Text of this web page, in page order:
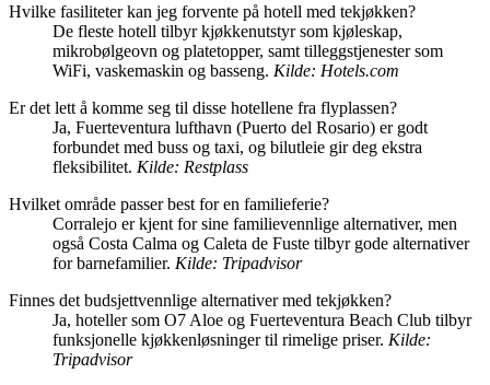
Hvilke fasiliteter kan jeg forvente på hotell med tekjøkken?
De fleste hotell tilbyr kjøkkenutstyr som kjøleskap,
mikrobølgeovn og platetopper, samt tilleggstjenester som
WiFi, vaskemaskin og basseng. Kilde: Hotels.com
Er det lett å komme seg til disse hotellene fra flyplassen?
Ja, Fuerteventura lufthavn (Puerto del Rosario) er godt
forbundet med buss og taxi, og bilutleie gir deg ekstra
fleksibilitet. Kilde: Restplass
Hvilket område passer best for en familieferie?
Corralejo er kjent for sine familievennlige alternativer, men
også Costa Calma og Caleta de Fuste tilbyr gode alternativer
for barnefamilier. Kilde: Tripadvisor
Finnes det budsjettvennlige alternativer med tekjøkken?
Ja, hoteller som O7 Aloe og Fuerteventura Beach Club tilbyr
funksjonelle kjøkkenløsninger til rimelige priser. Kilde:
Tripadvisor